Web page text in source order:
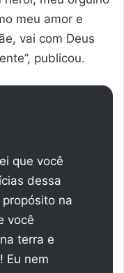
meu amor e
vai com Deus
publicou.
que você
dessa
na
você
terra e
Eu nem